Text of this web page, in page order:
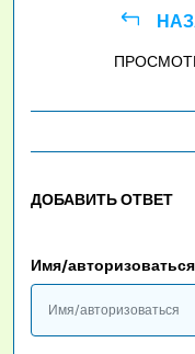
ДОБАВИТЬ ОТВЕТ
Имя/